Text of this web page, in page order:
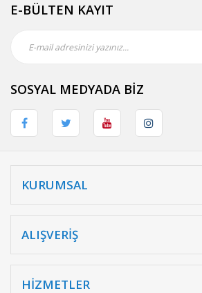
E-BÜLTEN KAYIT
SOSYAL MEDYADA BİZ
KURUMSAL
ALIŞVERİŞ
HİZMETLER